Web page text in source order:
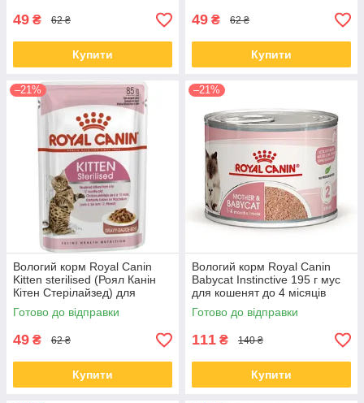
49 ₴ 62 ₴
Купити
49 ₴ 62 ₴
Купити
–21%
Вологий корм Royal Canin
Kitten sterilised (Роял Канін
Кітен Стерілайзед) для
кошенят, 85 гр від 12 шт.
Готово до відправки
49 ₴ 62 ₴
Купити
–21%
Вологий корм Royal Canin
Babycat Instinctive 195 г мус
для кошенят до 4 місяців
Готово до відправки
111 ₴ 140 ₴
Купити